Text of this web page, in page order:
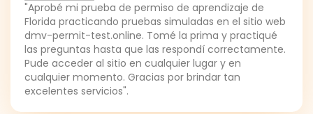
"Aprobé mi prueba de permiso de aprendizaje de
Florida practicando pruebas simuladas en el sitio web
dmv-permit-test.online. Tomé la prima y practiqué
las preguntas hasta que las respondí correctamente.
Pude acceder al sitio en cualquier lugar y en
cualquier momento. Gracias por brindar tan
excelentes servicios".